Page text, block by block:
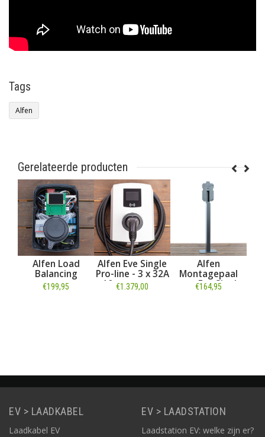
Tags
Alfen
Gerelateerde producten
Alfen Load
Balancing
€199,95
Alfen Eve Single
Pro-line - 3 x 32A
- 10 meter vaste
kabel - RFID - E-
€1.379,00
Alfen
Montagepaal
voor Eve Single
€164,95
EV > LAADKABEL
Laadkabel EV
EV > LAADSTATION
Laadstation EV: welke zijn er?